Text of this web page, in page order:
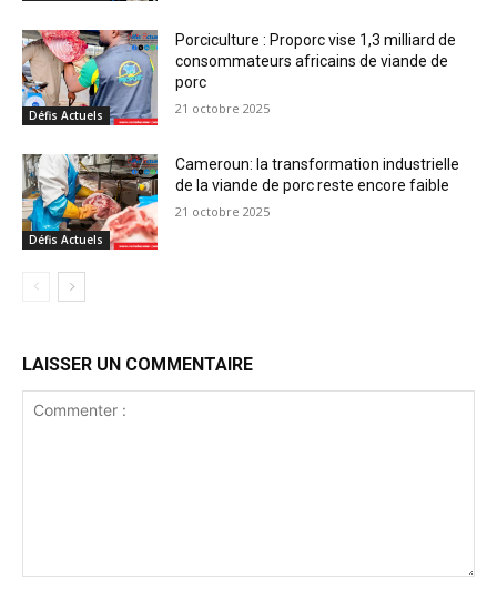
Défis Actuels
Porciculture : Proporc vise 1,3 milliard de
consommateurs africains de viande de
porc
21 octobre 2025
Défis Actuels
Cameroun: la transformation industrielle
de la viande de porc reste encore faible
21 octobre 2025
LAISSER UN COMMENTAIRE